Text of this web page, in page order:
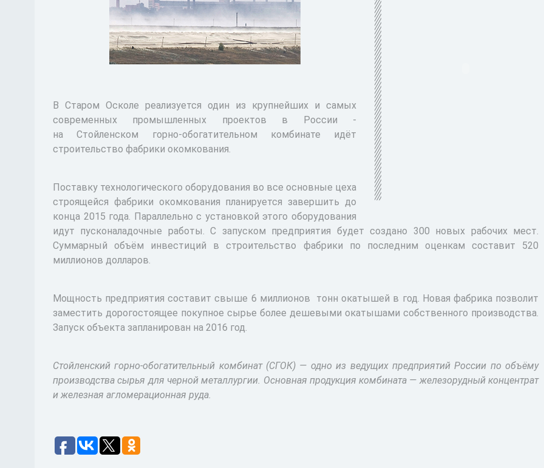
В Старом Осколе реализуется один из крупнейших и самых
современных промышленных проектов в России -
на Стойленском горно-обогатительном комбинате идёт
строительство фабрики окомкования.
Поставку технологического оборудования во все основные цеха
строящейся фабрики окомкования планируется завершить до
конца 2015 года. Параллельно с установкой этого оборудования
идут пусконаладочные работы. С запуском предприятия будет создано 300 новых рабочих мест.
Суммарный объём инвестиций в строительство фабрики по последним оценкам составит 520
миллионов долларов.
Мощность предприятия составит свыше 6 миллионов тонн окатышей в год. Новая фабрика позволит
заместить дорогостоящее покупное сырье более дешевыми окатышами собственного производства.
Запуск объекта запланирован на 2016 год.
Стойленский горно-обогатительный комбинат (СГОК) — одно из ведущих предприятий России по объёму
производства сырья для черной металлургии. Основная продукция комбината — железорудный концентрат
и железная агломерационная руда.